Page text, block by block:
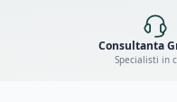
Consultanta
Specialisti in